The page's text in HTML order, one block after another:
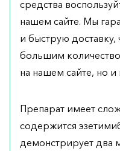
средства
нашем сайте. Мы
и быструю
большим
на нашем сайте, но и
Препарат имеет
содержится
демонстрирует два